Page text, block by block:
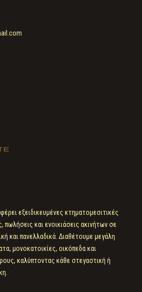
εξειδικευμένες κτηματομεσιτικές
πωλήσεις και ενοικιάσεις ακινήτων σε
και πανελλαδικά. Διαθέτουμε μεγάλη
μονοκατοικίες, οικόπεδα και
καλύπτοντας κάθε στεγαστική ή